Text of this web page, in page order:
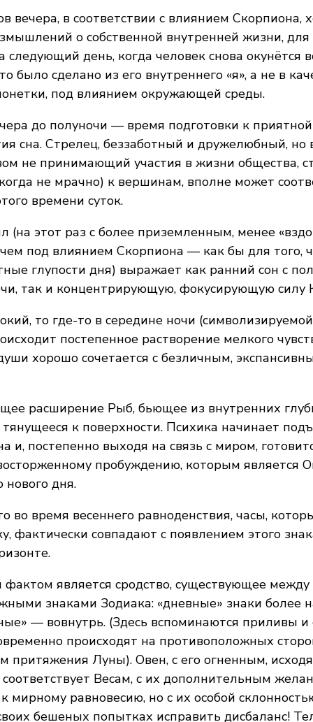
вечера, в соответствии с влиянием Скорпиона,
о собственной внутренней жизни, для
следующий день, когда человек снова
было сделано из его внутреннего «я», а не в
под влиянием окружающей среды.
до полуночи — время подготовки к приятной
сна. Стрелец, беззаботный и дружелюбный, но
не принимающий участия в жизни общества,
не мрачно) к вершинам, вполне может
времени суток.
(на этот раз с более приземленным, менее
под влиянием Скорпиона — как бы для того,
глупости дня) выражает как ранний сон с
так и концентрирующую, фокусирующую силу
то где-то в середине ночи
постепенное растворение мелкого
хорошо сочетается с безличным,
расширение Рыб, бьющее из внутренних
тянущееся к поверхности. Психика начинает
и, постепенно выходя на связь с миром,
пробуждению, которым является
нового дня.
во время весеннего равноденствия, часы,
фактически совпадают с появлением этого
является сродство, существующее между
знаками Зодиака: «дневные» знаки более
— вовнутрь. (Здесь вспоминаются приливы
происходят на противоположных
притяжения Луны). Овен, с его огненным,
Весам, с их дополнительным
мирному равновесию, но с их особой
бешеных попытках исправить дисбаланс!